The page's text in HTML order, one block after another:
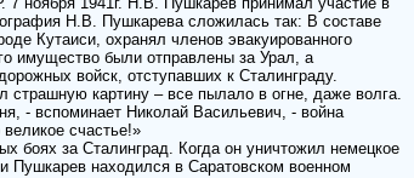
Н.В. Пушкарева сложилась так: В составе
Кутаиси, охранял членов эвакуированного
имущество были отправлены за Урал, а
войск, отступавших к Сталинграду.
страшную картину – все пылало в огне, даже волга.
- вспоминает Николай Васильевич, - война
счастье!»
боях за Сталинград. Когда он уничтожил немецкое
Пушкарев находился в Саратовском военном